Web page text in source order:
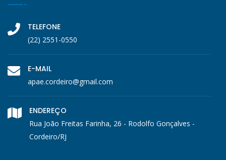
TELEFONE
(22) 2551-0550
E-MAIL
apae.cordeiro@gmail.com
ENDEREÇO
Rua João Freitas Farinha, 26 - Rodolfo Gonçalves -
Cordeiro/RJ